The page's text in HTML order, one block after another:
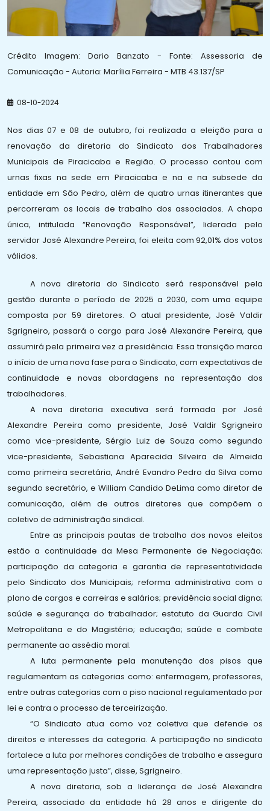
Crédito Imagem: Dario Banzato - Fonte: Assessoria de
Comunicação - Autoria: Marília Ferreira - MTB 43.137/SP
08-10-2024
Nos dias 07 e 08 de outubro, foi realizada a eleição para a
renovação da diretoria do Sindicato dos Trabalhadores
Municipais de Piracicaba e Região. O processo contou com
urnas fixas na sede em Piracicaba e na e na subsede da
entidade em São Pedro, além de quatro urnas itinerantes que
percorreram os locais de trabalho dos associados. A chapa
única, intitulada “Renovação Responsável”, liderada pelo
servidor José Alexandre Pereira, foi eleita com 92,01% dos votos
válidos.
A nova diretoria do Sindicato será responsável pela
gestão durante o período de 2025 a 2030, com uma equipe
composta por 59 diretores. O atual presidente, José Valdir
Sgrigneiro, passará o cargo para José Alexandre Pereira, que
assumirá pela primeira vez a presidência. Essa transição marca
o início de uma nova fase para o Sindicato, com expectativas de
continuidade e novas abordagens na representação dos
trabalhadores.
A nova diretoria executiva será formada por José
Alexandre Pereira como presidente, José Valdir Sgrigneiro
como vice-presidente, Sérgio Luiz de Souza como segundo
vice-presidente, Sebastiana Aparecida Silveira de Almeida
como primeira secretária, André Evandro Pedro da Silva como
segundo secretário, e William Candido DeLima como diretor de
comunicação, além de outros diretores que compõem o
coletivo de administração sindical.
Entre as principais pautas de trabalho dos novos eleitos
estão a continuidade da Mesa Permanente de Negociação;
participação da categoria e garantia de representatividade
pelo Sindicato dos Municipais; reforma administrativa com o
plano de cargos e carreiras e salários; previdência social digna;
saúde e segurança do trabalhador; estatuto da Guarda Civil
Metropolitana e do Magistério; educação; saúde e combate
permanente ao assédio moral.
A luta permanente pela manutenção dos pisos que
regulamentam as categorias como: enfermagem, professores,
entre outras categorias com o piso nacional regulamentado por
lei e contra o processo de terceirização.
“O Sindicato atua como voz coletiva que defende os
direitos e interesses da categoria. A participação no sindicato
fortalece a luta por melhores condições de trabalho e assegura
uma representação justa”, disse, Sgrigneiro.
A nova diretoria, sob a liderança de José Alexandre
Pereira, associado da entidade há 28 anos e dirigente do